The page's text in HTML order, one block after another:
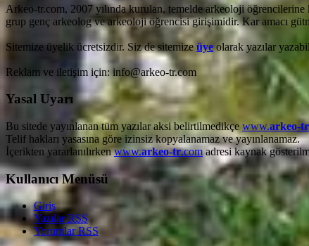
Arkeo-tr.com, 2007 yılında kurulan, temelde arkeoloji
grup genç arkeolog ve arkeoloji öğrencisi girişimidir. Kar amacı
Sitemize üyelik ücretsizdir. Siz de sitemize üyeolarak yazılar
Reklam ve iletişim için: info@arkeo-tr.com
Yasal Uyarı
Bu sitede yayınlanan tüm yazılar aksi belirtilmedikçe www.arkeo-tr
Telif hakları yasasına göre izinsiz kopyalanamaz ve yayınlanamaz.
İçerikten yararlanılırkenwww.arkeo-tr.comadresi kaynak
Kullanıcı Menüsü
Giriş
YazılarRSS
YorumlarRSS